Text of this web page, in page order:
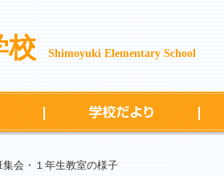
校 Shimoyuki Elementary School
新着情報 学
会・１年生教室の様子